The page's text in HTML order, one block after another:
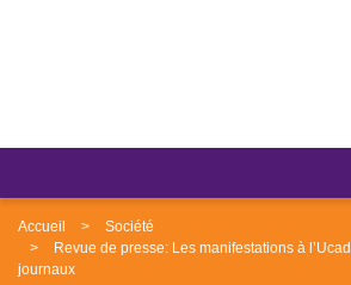
Accueil
Société
Revue de presse: Les manifestations à
journaux